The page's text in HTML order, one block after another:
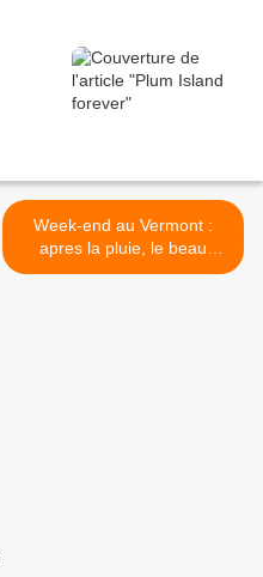
Week-end au Vermont :
apres la pluie, le beau
temps >